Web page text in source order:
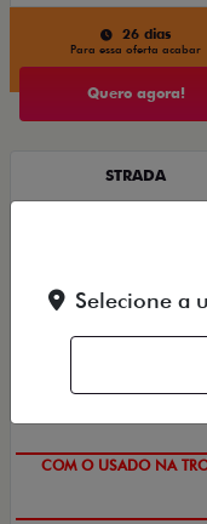
26 dias
Para essa oferta acabar
Quero agora!
STRADA
À PRONTA-ENTREGA
Selecione a